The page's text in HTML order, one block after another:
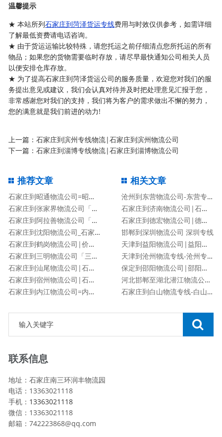
温馨提示
★ 本站所列石家庄到菏泽货运专线费用与时效仅供参考，如需详细
了解最低资费请电话咨询。
★ 由于货运运输比较特殊，请您托运之前仔细清点您所托运的所有
物品；如果您的货物需要临时存放，请尽早最快通知公司相关人员
以便安排仓库存放。
★ 为了提高石家庄到菏泽货运公司的服务质量，欢迎您对我们的服
务提出意见或建议，我们会认真对待并及时把处理意见汇报于您，
非常感谢您对我们的支持，我们将为客户的需求做出不懈的努力，
您的满意就是我们前进的动力!
上一篇：石家庄到滨州专线物流|石家庄到滨州物流公司
下一篇：石家庄到淄博专线物流|石家庄到淄博物流公司
推荐文章
石家庄到昭通物流公司=昭通专线
石家庄到张家界物流公司「张家界专线」
石家庄到阿拉善物流公司「阿拉善专线」
石家庄到沈阳物流公司_石家庄到沈阳物流专线
石家庄到鹤岗物流公司|价格查询
石家庄到三明物流公司「三明专线」
石家庄到汕尾物流公司|石家庄到汕尾货运专线
石家庄到宿州物流公司|石家庄到宿州物流专线
石家庄到内江物流公司=内江专线
相关文章
沧州到东营物流公司-东营专线
石家庄到济南物流公司|石家庄到济南货运专线
石家庄到德宏物流公司|德宏专线
邯郸到深圳物流公司 深圳专线
天津到益阳物流公司|益阳专线
天津到沧州物流专线-沧州专线
保定到邵阳物流公司|邵阳专线
河北邯郸至湖北潜江物流公司|河北邯郸至湖北潜江货运专线
石家庄到白山物流专线-白山专线
联系信息
地址：石家庄南三环润丰物流园
电话：13363021118
手机： 13363021118
微信：13363021118
邮箱：742223868@qq.com